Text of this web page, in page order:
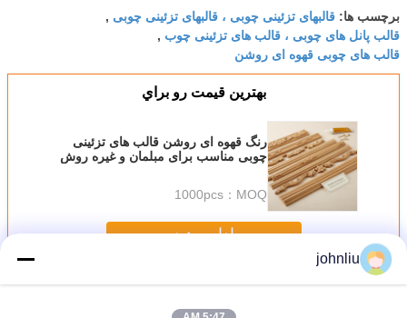
برچسب ها: قالبهای تزئینی چوبی ، قالبهای تزئینی چوبی ,
قالب پانل های چوبی ، قالب های تزئینی چوب ,
قالب های چوبی قهوه ای روشن
بهترين قيمت رو براي
رنگ قهوه ای روشن قالب های تزئینی
چوبی مناسب برای مبلمان و غیره روش
MOQ：
1000pcs
ادامه هید
بیشقالبهای تزئینی چوبی
johnliu